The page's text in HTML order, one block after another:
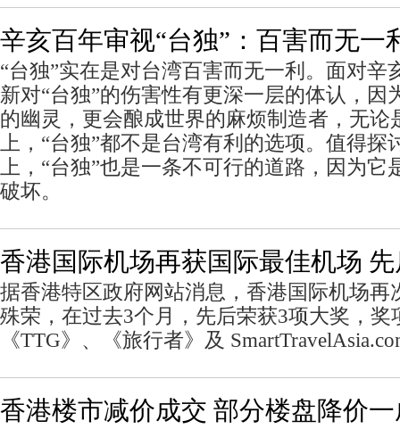
辛亥百年审视“台独”：百害而无一
“台独”实在是对台湾百害而无一利。面对辛
新对“台独”的伤害性有更深一层的体认，因
的幽灵，更会酿成世界的麻烦制造者，无论
上，“台独”都不是台湾有利的选项。值得探
上，“台独”也是一条不可行的道路，因为它
破坏。
香港国际机场再获国际最佳机场
据香港特区政府网站消息，香港国际机场再
殊荣，在过去3个月，先后荣获3项大奖，奖
《TTG》、《旅行者》及
香港楼市减价成交 部分楼盘降价